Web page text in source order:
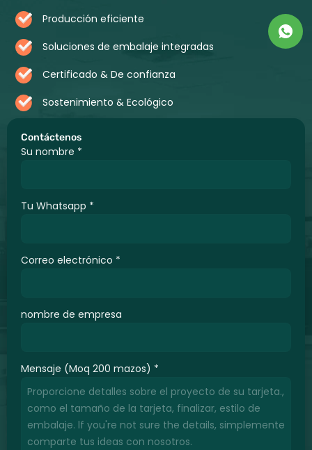
Contáctenos
Su nombre *
Tu Whatsapp *
Correo electrónico *
nombre de empresa
Mensaje (Moq 200 mazos) *
Producción eficiente
Soluciones de embalaje integradas
Certificado & De confianza
Sostenimiento & Ecológico